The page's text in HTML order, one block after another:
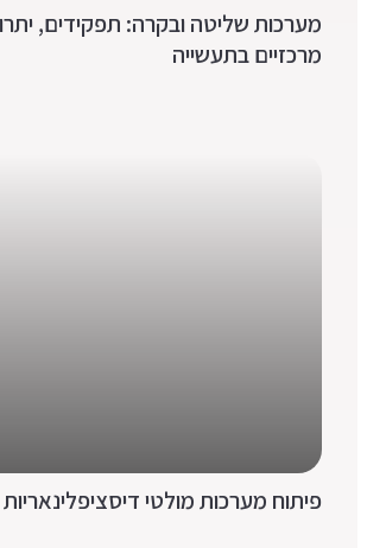
מערכות שליטה ובקרה: תפקידים,
מרכזיים בתעשייה
פיתוח מערכות מולטי דיסציפלינאריות